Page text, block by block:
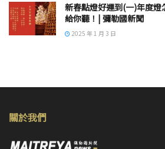
新春點燈好運到(一)年度
給你聽！| 彌勒國新聞
2025 年 1 月 3 日
關於我們